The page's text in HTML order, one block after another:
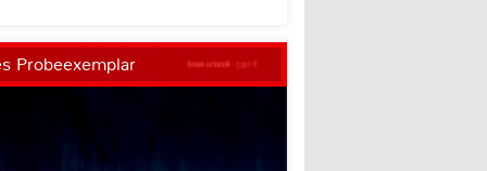
Probeexemplar